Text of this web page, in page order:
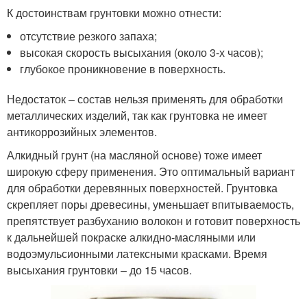
К достоинствам грунтовки можно отнести:
отсутствие резкого запаха;
высокая скорость высыхания (около 3-х часов);
глубокое проникновение в поверхность.
Недостаток – состав нельзя применять для обработки
металлических изделий, так как грунтовка не имеет
антикоррозийных элементов.
Алкидный грунт (на масляной основе) тоже имеет
широкую сферу применения. Это оптимальный вариант
для обработки деревянных поверхностей. Грунтовка
скрепляет поры древесины, уменьшает впитываемость,
препятствует разбуханию волокон и готовит поверхность
к дальнейшей покраске алкидно-масляными или
водоэмульсионными латексными красками. Время
высыхания грунтовки – до 15 часов.